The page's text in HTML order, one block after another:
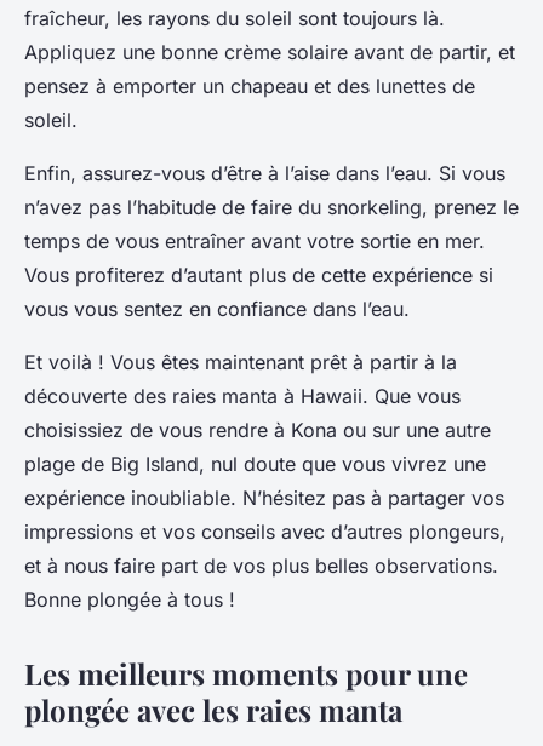
fraîcheur, les rayons du soleil sont toujours là.
Appliquez une bonne crème solaire avant de partir, et
pensez à emporter un chapeau et des lunettes de
soleil.
Enfin, assurez-vous d’être à l’aise dans l’eau. Si vous
n’avez pas l’habitude de faire du snorkeling, prenez le
temps de vous entraîner avant votre sortie en mer.
Vous profiterez d’autant plus de cette expérience si
vous vous sentez en confiance dans l’eau.
Et voilà ! Vous êtes maintenant prêt à partir à la
découverte des raies manta à Hawaii. Que vous
choisissiez de vous rendre à Kona ou sur une autre
plage de Big Island, nul doute que vous vivrez une
expérience inoubliable. N’hésitez pas à partager vos
impressions et vos conseils avec d’autres plongeurs,
et à nous faire part de vos plus belles observations.
Bonne plongée à tous !
Les meilleurs moments pour une
plongée avec les raies manta